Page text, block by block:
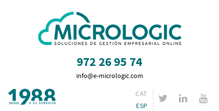
972 26 95 74
info@e-micrologic.com
CAT
ESP